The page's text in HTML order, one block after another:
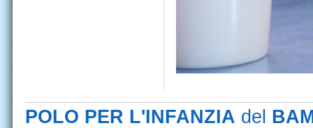
POLO PER L'INFANZIA del